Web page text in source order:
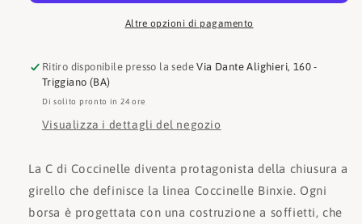
Altre opzioni di pagamento
Ritiro disponibile presso la sedeVia Dante Alighieri, 160 -
Triggiano (BA)
Di solito pronto in 24 ore
Visualizza i dettagli del negozio
La C di Coccinelle diventa protagonista della chiusura a
girello che definisce la linea Coccinelle Binxie. Ogni
borsa è progettata con una costruzione a soffietti, che